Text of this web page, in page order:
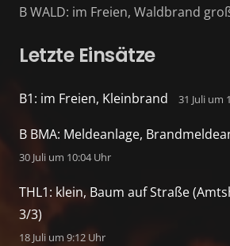
B WALD: im Freien, Waldbrand
Letzte Einsätze
B1: im Freien, Kleinbrand 31 Juli um
B BMA: Meldeanlage,
30 Juli um 10:04 Uhr
THL1: klein, Baum auf Straße
3/3)
18 Juli um 9:12 Uhr